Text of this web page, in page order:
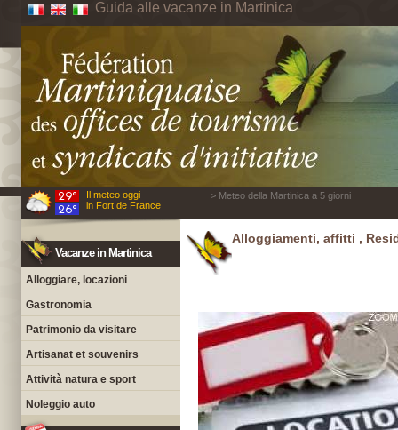
Guida alle vacanze in Martinica
Il meteo oggi
in Fort de France
> Meteo della Martinica a 5 giorni
Vacanze in Martinica
Alloggiare, locazioni
Gastronomia
Patrimonio da visitare
Artisanat et souvenirs
Attività natura e sport
Noleggio auto
Alloggiamenti, affitti ,